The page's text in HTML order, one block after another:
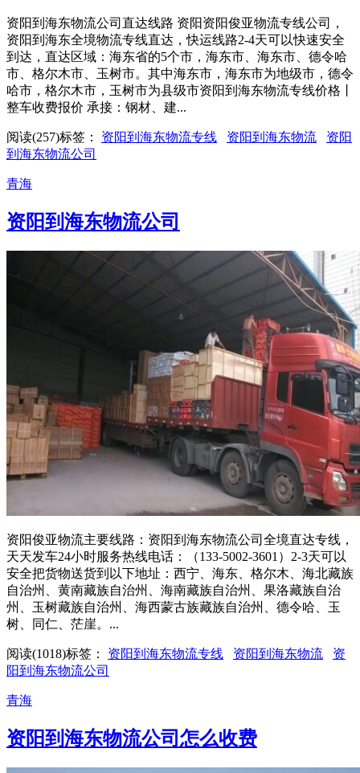
资阳到海东物流公司直达线路 资阳资阳俊亚物流专线公司，
资阳到海东全境物流专线直达，快运线路2-4天可以快速安全
到达，直达区域：海东省的5个市，海东市、海东市、德令哈
市、格尔木市、玉树市。其中海东市，海东市为地级市，德令
哈市，格尔木市，玉树市为县级市资阳到海东物流专线价格丨
整车收费报价 承接：钢材、建...
阅读(257)标签： 资阳到海东物流专线 资阳到海东物流
资阳
到海东物流公司
青海
资阳到海东物流公司
资阳俊亚物流主要线路：资阳到海东物流公司全境直达专线，
天天发车24小时服务热线电话：（133-5002-3601）2-3天可以
安全把货物送货到以下地址：西宁、海东、格尔木、海北藏族
自治州、黄南藏族自治州、海南藏族自治州、果洛藏族自治
州、玉树藏族自治州、海西蒙古族藏族自治州、德令哈、玉
树、同仁、茫崖。...
阅读(1018)标签： 资阳到海东物流专线 资阳到海东物流
资
阳到海东物流公司
青海
资阳到海东物流公司怎么收费